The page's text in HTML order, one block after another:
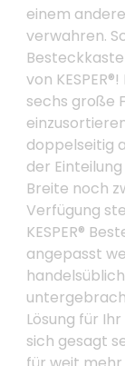
einem
verwahren.
von
sechs große
doppelseitig
der
Breite noch
Verfügung
KESPER®
angepasst
Lösung für
sich gesagt